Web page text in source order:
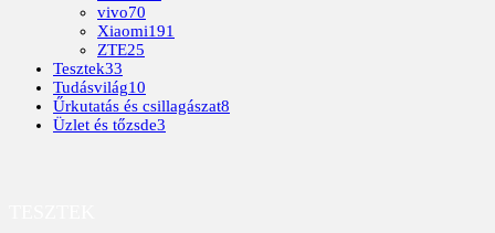
vivo70
Xiaomi191
ZTE25
Tesztek33
Tudásvilág10
Űrkutatás és csillagászat8
Üzlet és tőzsde3